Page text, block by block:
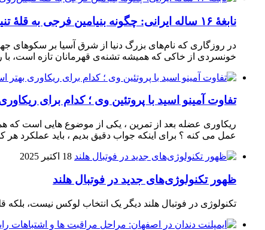
نابغهٔ ۱۶ ساله ایرانی: چگونه بنیامین فرجی به قلهٔ تنیس‌روی‌میز رسید؟
در روزگاری که نام‌های بزرگ دنیا از شرق آسیا بر سکوهای
خونسردی از خاکی که همیشه تشنه‌ی قهرمانان تازه است، با
تفاوت آمینو اسید با پروتئین وی ؛ کدام برای
ریکاوری عضله بعد از تمرین ، یکی از موضوع‌ هایی‌ است که
عمل می‌ کنه ؟ برای اینکه جواب دقیق بدیم ، باید عملکرد هر
18 اکتبر 2025
ظهور تکنولوژی‌های جدید در فوتبال هلند
تکنولوژی در فوتبال هلند دیگر یک انتخاب لوکس نیست،